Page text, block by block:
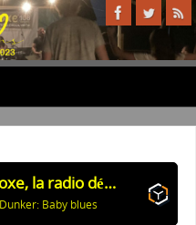
Equinoxe, la radio découverte
Baby blues